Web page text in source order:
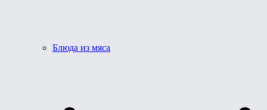
Блюда из мяса